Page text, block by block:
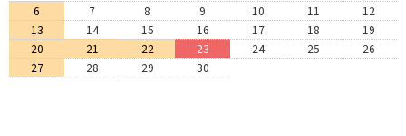
6
7 8 9 10 11
12
13
14 15 16 17 18
19
20
21 22 23 24 25
26
27
28 29 30